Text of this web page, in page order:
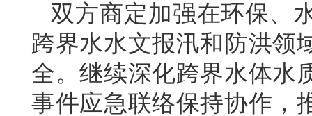
双方商定加强在环保、
跨界水水文报汛和防洪领
全。继续深化跨界水体水
事件应急联络保持协作，